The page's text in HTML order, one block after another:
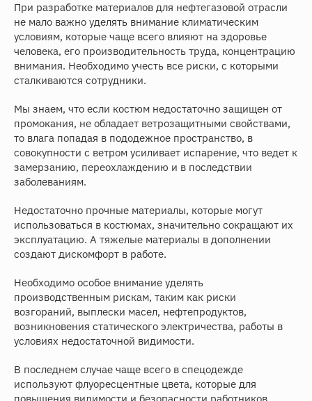
При разработке материалов для нефтегазовой отрасли
не мало важно уделять внимание климатическим
условиям, которые чаще всего влияют на здоровье
человека, его производительность труда, концентрацию
внимания. Необходимо учесть все риски, с которыми
сталкиваются сотрудники.
Мы знаем, что если костюм недостаточно защищен от
промокания, не обладает ветрозащитными свойствами,
то влага попадая в пододежное пространство, в
совокупности с ветром усиливает испарение, что ведет к
замерзанию, переохлаждению и в последствии
заболеваниям.
Недостаточно прочные материалы, которые могут
использоваться в костюмах, значительно сокращают их
эксплуатацию. А тяжелые материалы в дополнении
создают дискомфорт в работе.
Необходимо особое внимание уделять
производственным рискам, таким как риски
возгораний, выплески масел, нефтепродуктов,
возникновения статического электричества, работы в
условиях недостаточной видимости.
В последнем случае чаще всего в спецодежде
используют флуоресцентные цвета, которые для